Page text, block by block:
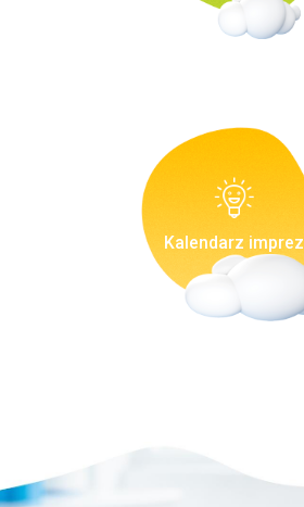
Kalendarz imprez